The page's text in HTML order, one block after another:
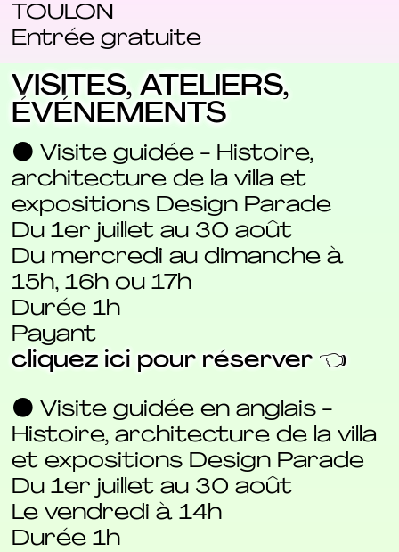
TOULON
Entrée gratuite
VISITES, ATELIERS,
ÉVÉNEMENTS
⚫ Visite guidée - Histoire,
architecture de la villa et
expositions Design Parade
Du 1er juillet au 30 août
Du mercredi au dimanche à
15h, 16h ou 17h
Durée 1h
Payant
cliquez ici pour réserver 👈
⚫ Visite guidée en anglais -
Histoire, architecture de la villa
et expositions Design Parade
Du 1er juillet au 30 août
Le vendredi à 14h
Durée 1h